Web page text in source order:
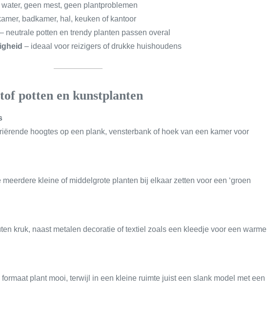
geen mest, geen plantproblemen
badkamer, hal, keuken of kantoor
– neutrale potten en trendy planten passen overal
– ideaal voor reizigers of drukke huishoudens
potten en kunstplanten
hoogtes op een plank, vensterbank of hoek van een kamer voor
kleine of middelgrote planten bij elkaar zetten voor een ‘groen
kruk, naast metalen decoratie of textiel zoals een kleedje voor een warme
formaat plant mooi, terwijl in een kleine ruimte juist een slank model met een